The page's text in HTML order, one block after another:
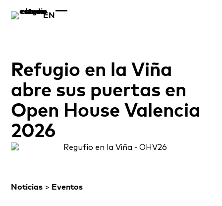
EN
Refugio en la Viña
abre sus puertas en
Open House Valencia
2026
Noticias > Eventos